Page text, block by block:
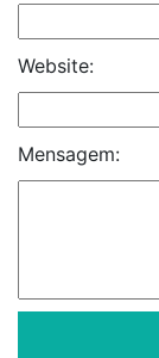
Website:
Mensagem: